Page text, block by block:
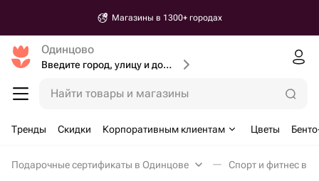
Магазины в 1300+ городах
Одинцово
Введите город, улицу и дом доставки
Найти товары и магазины
Тренды Скидки Корпоративным клиентам Цветы
Подарочные сертификаты в Одинцове Спорт и фитнес в